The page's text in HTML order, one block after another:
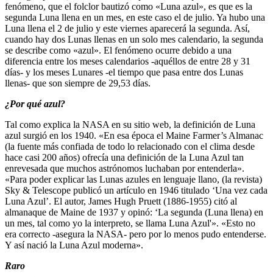
fenómeno, que el folclor bautizó como «Luna azul», es que es la
segunda Luna llena en un mes, en este caso el de julio. Ya hubo una
Luna llena el 2 de julio y este viernes aparecerá la segunda. Así,
cuando hay dos Lunas llenas en un solo mes calendario, la segunda
se describe como «azul». El fenómeno ocurre debido a una
diferencia entre los meses calendarios -aquéllos de entre 28 y 31
días- y los meses Lunares -el tiempo que pasa entre dos Lunas
llenas- que son siempre de 29,53 días.
¿Por qué azul?
Tal como explica la NASA en su sitio web, la definición de Luna
azul surgió en los 1940. «En esa época el Maine Farmer’s Almanac
(la fuente más confiada de todo lo relacionado con el clima desde
hace casi 200 años) ofrecía una definición de la Luna Azul tan
enrevesada que muchos astrónomos luchaban por entenderla».
«Para poder explicar las Lunas azules en lenguaje llano, (la revista)
Sky & Telescope publicó un artículo en 1946 titulado ‘Una vez cada
Luna Azul’. El autor, James Hugh Pruett (1886-1955) citó al
almanaque de Maine de 1937 y opinó: ‘La segunda (Luna llena) en
un mes, tal como yo la interpreto, se llama Luna Azul'». «Esto no
era correcto -asegura la NASA- pero por lo menos pudo entenderse.
Y así nació la Luna Azul moderna».
Raro